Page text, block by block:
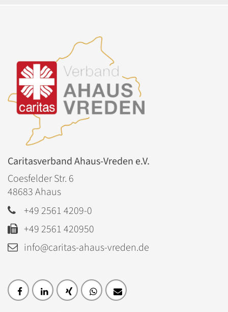
Caritasverband Ahaus-Vreden e.V.
Coesfelder Str. 6
48683Ahaus
+49 2561 4209-0
+49 2561 420950
info@caritas-ahaus-vreden.de